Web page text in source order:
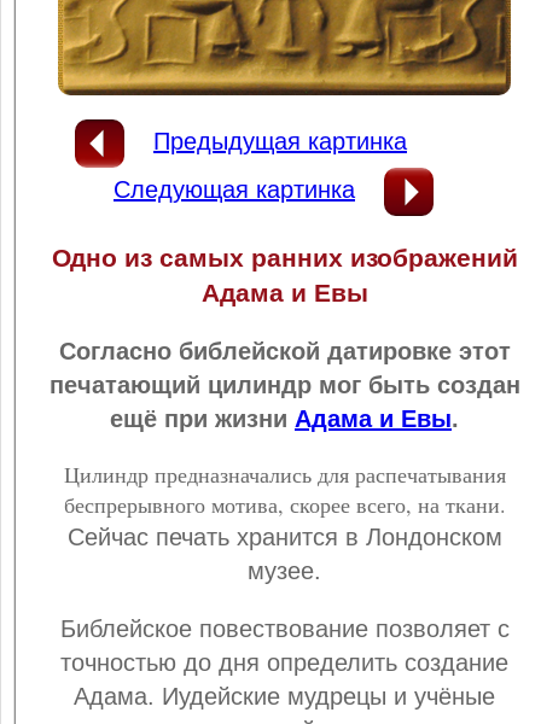
Предыдущая картинка
Следующая картинка
Одно из самых ранних изображений
Адама и Евы
Согласно библейской датировке этот
печатающий цилиндр мог быть создан
ещё при жизни Адама и Евы.
Цилиндр предназначались для распечатывания
беспрерывного мотива, скорее всего, на ткани.
Сейчас печать хранится в Лондонском
музее.
Библейское повествование позволяет с
точностью до дня определить создание
Адама. Иудейские мудрецы и учёные